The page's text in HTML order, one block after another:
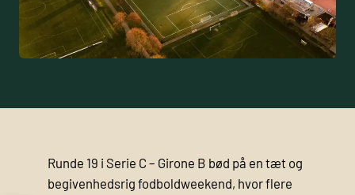
Runde 19 i Serie C – Girone B bød på en tæt og
begivenhedsrig fodboldweekend, hvor flere